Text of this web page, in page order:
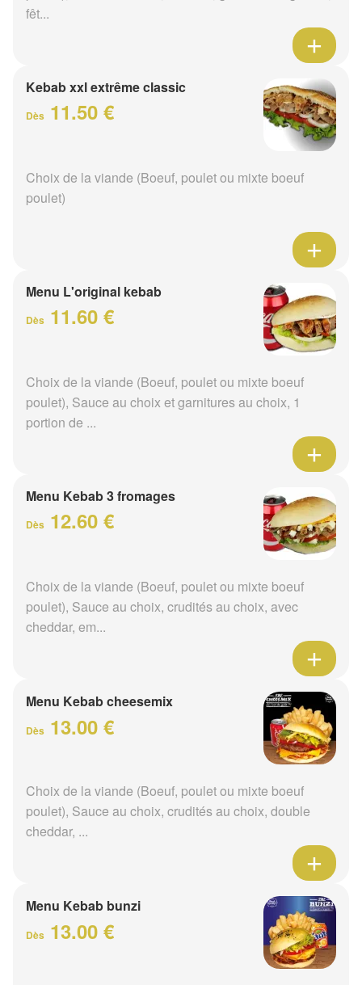
fêt...
Kebab xxl extrême classic
Dès 11.50 €
Choix de la viande (Boeuf, poulet ou mixte boeuf
poulet)
Menu L'original kebab
Dès 11.60 €
Choix de la viande (Boeuf, poulet ou mixte boeuf
poulet), Sauce au choix et garnitures au choix, 1
portion de ...
Menu Kebab 3 fromages
Dès 12.60 €
Choix de la viande (Boeuf, poulet ou mixte boeuf
poulet), Sauce au choix, crudités au choix, avec
cheddar, em...
Menu Kebab cheesemix
Dès 13.00 €
Choix de la viande (Boeuf, poulet ou mixte boeuf
poulet), Sauce au choix, crudités au choix, double
cheddar, ...
Menu Kebab bunzi
Dès 13.00 €